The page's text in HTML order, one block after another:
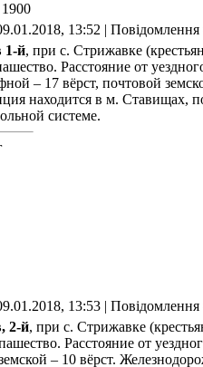
13:52 | Повідомлення
1-й, при с. Стрижавке
Расстояние от
– 17 вёрст, почтовой
находится в м. Ставищах,
системе.
13:53 | Повідомлення
2-й, при с. Стрижавке
Расстояние от
– 10 вёрст.